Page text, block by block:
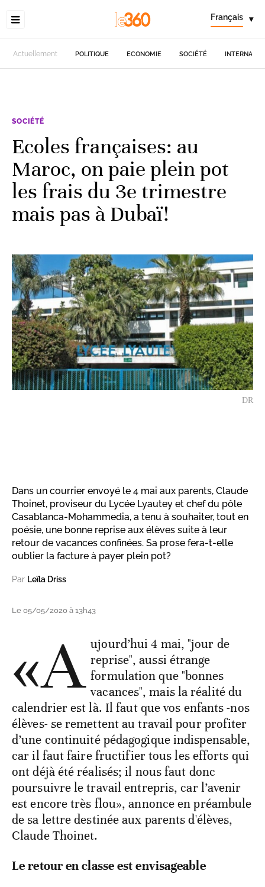
Français ▾
Actuellement POLITIQUE ECONOMIE SOCIÉTÉ
SOCIÉTÉ
Ecoles françaises: au
Maroc, on paie plein pot
les frais du 3e trimestre
mais pas à Dubaï!
DR
Dans un courrier envoyé le 4 mai aux parents, Claude
Thoinet, proviseur du Lycée Lyautey et chef du pôle
Casablanca-Mohammedia, a tenu à souhaiter, tout en
poésie, une bonne reprise aux élèves suite à leur
retour de vacances confinées. Sa prose fera-t-elle
oublier la facture à payer plein pot?
Par Leïla Driss
Le 05/05/2020 à 13h43
«A ujourd’hui 4 mai, "jour de
reprise", aussi étrange
formulation que "bonnes
vacances", mais la réalité du
calendrier est là. Il faut que vos enfants -nos
élèves- se remettent au travail pour profiter
d’une continuité pédagogique indispensable,
car il faut faire fructifier tous les efforts qui
ont déjà été réalisés; il nous faut donc
poursuivre le travail entrepris, car l’avenir
est encore très flou», annonce en préambule
de sa lettre destinée aux parents d'élèves,
Claude Thoinet.
Le retour en classe est envisageable